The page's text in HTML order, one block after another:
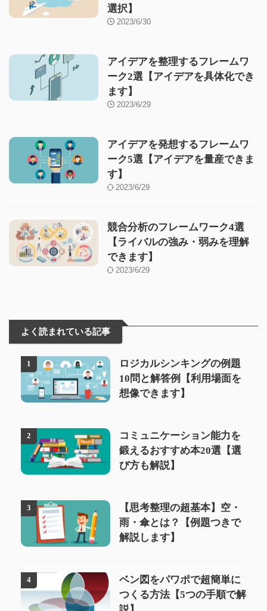
選択】
2023/6/30
アイデアを整理するフレームワ
ーク2選【アイデアを具体化でき
ます】
2023/6/29
アイデアを発想するフレームワ
ーク5選【アイデアを量産できま
す】
2023/6/29
競合分析のフレームワーク4選
【ライバルの強み・弱みを理解
できます】
2023/6/29
よく読まれている記事
1
ロジカルシンキングの例題
10問と解答例【利用場面を
想像できます】
2
コミュニケーション能力を
鍛えるおすすめ本20選【選
び方も解説】
3
【思考整理の超基本】空・
雨・傘とは？【例題つきで
解説します】
4
ベン図をパワポで超簡単に
つくる方法【5つの手順で解